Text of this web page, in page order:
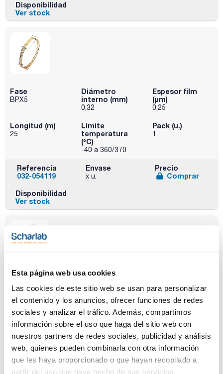
Esta página web usa cookies
Las cookies de este sitio web se usan para personalizar
el contenido y los anuncios, ofrecer funciones de redes
sociales y analizar el tráfico. Además, compartimos
información sobre el uso que haga del sitio web con
nuestros partners de redes sociales, publicidad y análisis
web, quienes pueden combinarla con otra información
que les haya proporcionado o que hayan recopilado a
partir del uso que haya hecho de sus servicios.
Disponibilidad
Ver stock
Fase
BPX5
Diámetro
interno (mm)
0,32
Espesor film
(µm)
0,25
Longitud (m)
25
Límite
temperatura
(ºC)
-40 a 360/370
Pack (u.)
1
Referencia
032-054119
Envase
x u.
Precio
Comprar
Disponibilidad
Ver stock
BPX5
interno (mm)
(µm)
0,5
Longitud (m)
30
Límite
temperatura
(ºC)
-40 a 360/370
Pack (u.)
1
Referencia
0320541205
Envase
x u.
Precio
Comprar